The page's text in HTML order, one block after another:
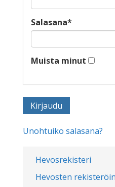
Hevosrekisteri
Hevosten
Salasana*
Muista minut
Unohtuiko salasana?